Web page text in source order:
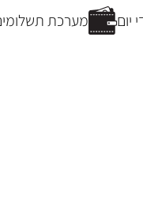
מערכת